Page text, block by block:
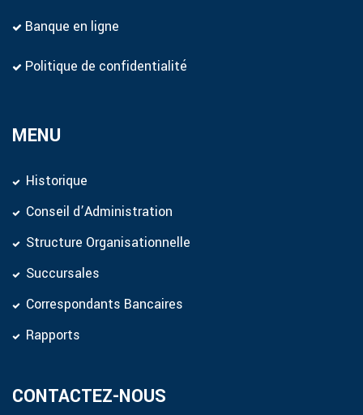
Banque en ligne
Politique de confidentialité
MENU
Historique
Conseil d’Administration
Structure Organisationnelle
Succursales
Correspondants Bancaires
Rapports
CONTACTEZ-NOUS